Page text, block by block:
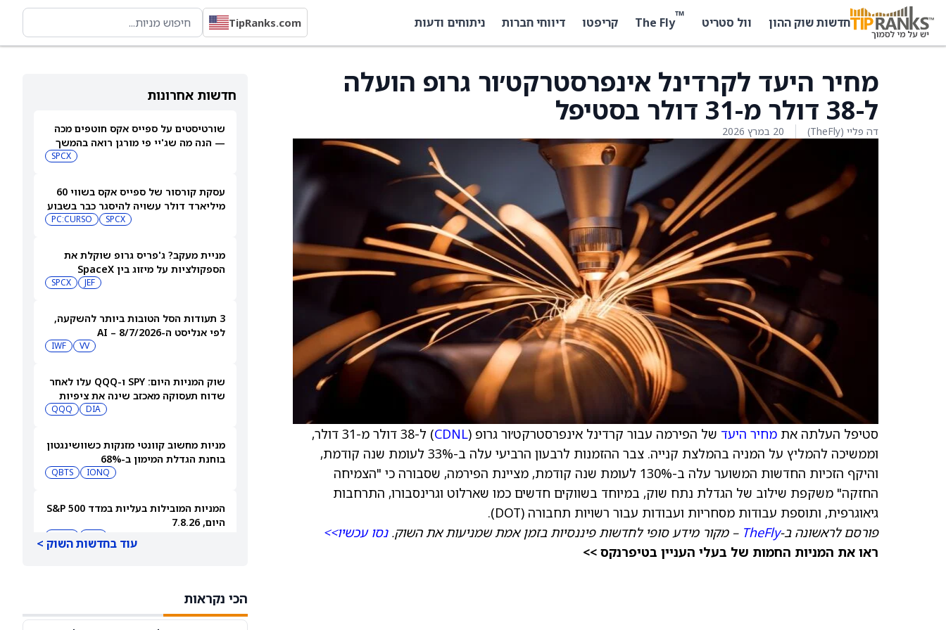
חדשות שוק ההון וול סטריט ™
The Fly קריפטו דיווחי חברות ניתוחים ודעות TipRanks.com
חדשות אחרונות
שורטיסטים על ספייס אקס חוטפים מכה
— הנה מה שג'יי פי מורגן רואה בהמשך
SPCX
עסקת קורסור של ספייס אקס בשווי 60
מיליארד דולר עשויה להיסגר כבר בשבוע
SPCX
PC:CURSO
מניית מעקב? ג'פריס גרופ שוקלת את
הספקולציות על מיזוג בין SpaceX
JEF
SPCX
3 תעודות הסל הטובות ביותר להשקעה,
לפי אנליסט ה-AI – 8/7/2026
VV
IWF
שוק המניות היום: SPY ו-QQQ עלו לאחר
שדוח תעסוקה מאכזב שינה את ציפיות
DIA
QQQ
מניות מחשוב קוונטי מזנקות כשוושינגטון
בוחנת הגדלת המימון ב-68%
IONQ
QBTS
המניות המובילות בעליות במדד S&P 500
היום, 7.8.26
(NASDAQ:PSKY) עלתה בכל זאת
עוד בחדשות השוק >
הכי נקראות
מחיר היעד לקרדינל אינפרסטרקט׳ור גרופ הועלה
ל-38 דולר מ-31 דולר בסטיפל
דה פליי (TheFly) 20 במרץ 2026
סטיפל העלתה את מחיר היעד של הפירמה עבור קרדינל אינפרסטרקט׳ור גרופ (CDNL
) ל-38 דולר מ-31 דולר,
וממשיכה להמליץ על המניה בהמלצת קנייה. צבר ההזמנות לרבעון הרביעי עלה ב-33% לעומת שנה קודמת,
והיקף הזכיות החדשות המשוער עלה ב-130% לעומת שנה קודמת, מציינת הפירמה, שסבורה כי "הצמיחה
החזקה" משקפת שילוב של הגדלת נתח שוק, במיוחד בשווקים חדשים כמו שארלוט וגרינסבורו, התרחבות
גיאוגרפית, ותוספת עבודות מסחריות ועבודות עבור רשויות תחבורה (DOT).
פורסם לראשונה ב-TheFly – מקור מידע סופי לחדשות פיננסיות בזמן אמת שמניעות את השוק.נסו עכשיו>>
ראו את המניות החמות של בעלי העניין בטיפרנקס >>